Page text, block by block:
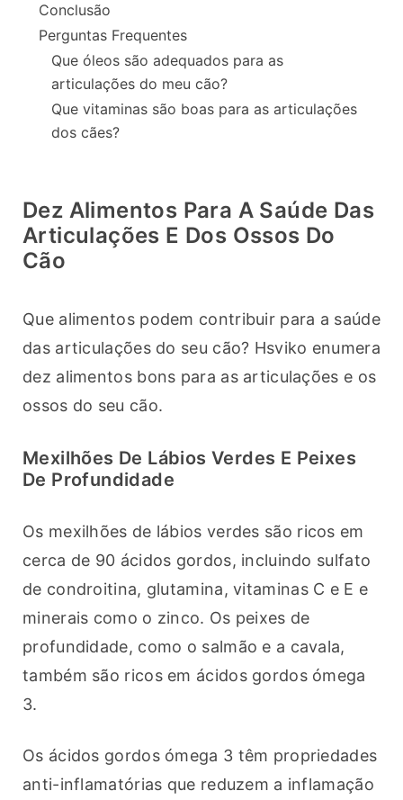
Conclusão
Perguntas Frequentes
Que óleos são adequados para as
articulações do meu cão?
Que vitaminas são boas para as articulações
dos cães?
Dez Alimentos Para A Saúde Das
Articulações E Dos Ossos Do
Cão
Que alimentos podem contribuir para a saúde
das articulações do seu cão? Hsviko enumera
dez alimentos bons para as articulações e os
ossos do seu cão.
Mexilhões De Lábios Verdes E Peixes
De Profundidade
Os mexilhões de lábios verdes são ricos em
cerca de 90 ácidos gordos, incluindo sulfato
de condroitina, glutamina, vitaminas C e E e
minerais como o zinco. Os peixes de
profundidade, como o salmão e a cavala,
também são ricos em ácidos gordos ómega
3.
Os ácidos gordos ómega 3 têm propriedades
anti-inflamatórias que reduzem a inflamação